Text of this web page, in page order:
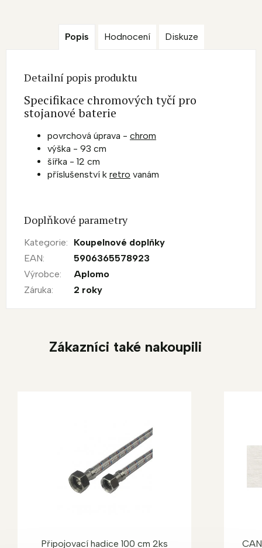
Popis Hodnocení Diskuze
Detailní popis produktu
Specifikace chromových tyčí pro
stojanové baterie
povrchová úprava - chrom
výška - 93 cm
šířka - 12 cm
příslušenství k retro vanám
Doplňkové parametry
Kategorie:
Koupelnové doplňky
EAN:
5906365578923
Výrobce:
Aplomo
Záruka: 2 roky
Zákazníci také nakoupili
Připojovací hadice 100 cm 2ks